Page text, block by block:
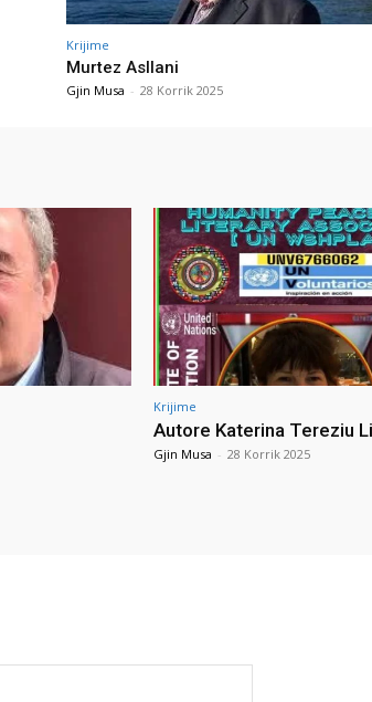
Krijime
Murtez Asllani
Gjin Musa - 28 Korrik 2025
Krijime
Autore Katerina Tereziu
Gjin Musa - 28 Korrik 2025